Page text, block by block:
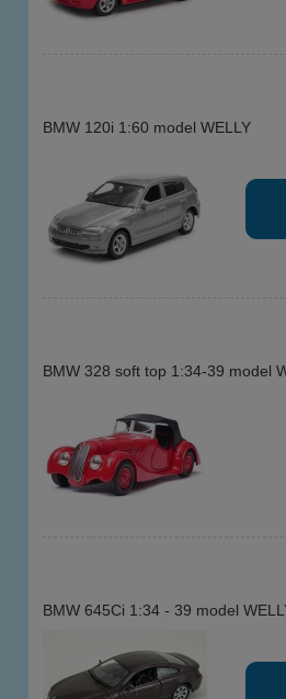
BMW 120i 1:60 model WELLY
BMW 328 soft top 1:34-39 model
BMW 645Ci 1:34 - 39 model